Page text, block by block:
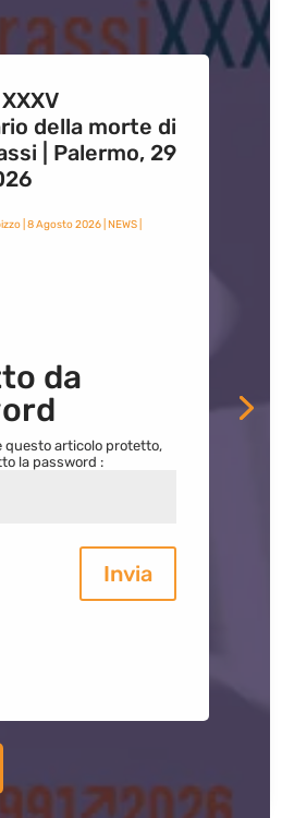
della morte di
| Palermo, 29
| 8 Agosto 2026| NEWS|
da
questo articolo protetto,
la password :
Invia